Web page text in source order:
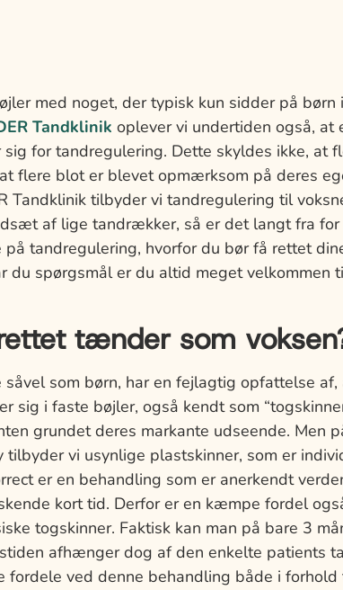
med noget, der typisk kun sidder på børn i
Tandklinik oplever vi undertiden også, at
for tandregulering. Dette skyldes ikke, at
flere blot er blevet opmærksom på deres
Tandklinik tilbyder vi tandregulering til
af lige tandrækker, så er det langt fra for
tandregulering, hvorfor du bør få rettet
du spørgsmål er du altid meget velkommen
tænder som
som børn, har en fejlagtig opfattelse af,
sig i faste bøjler, også kendt som
grundet deres markante udseende. Men
vi usynlige plastskinner, som er
er en behandling som er anerkendt
kort tid. Derfor er en kæmpe fordel
togskinner. Faktisk kan man på bare 3
afhænger dog af den enkelte patients
fordele ved denne behandling både i forhold